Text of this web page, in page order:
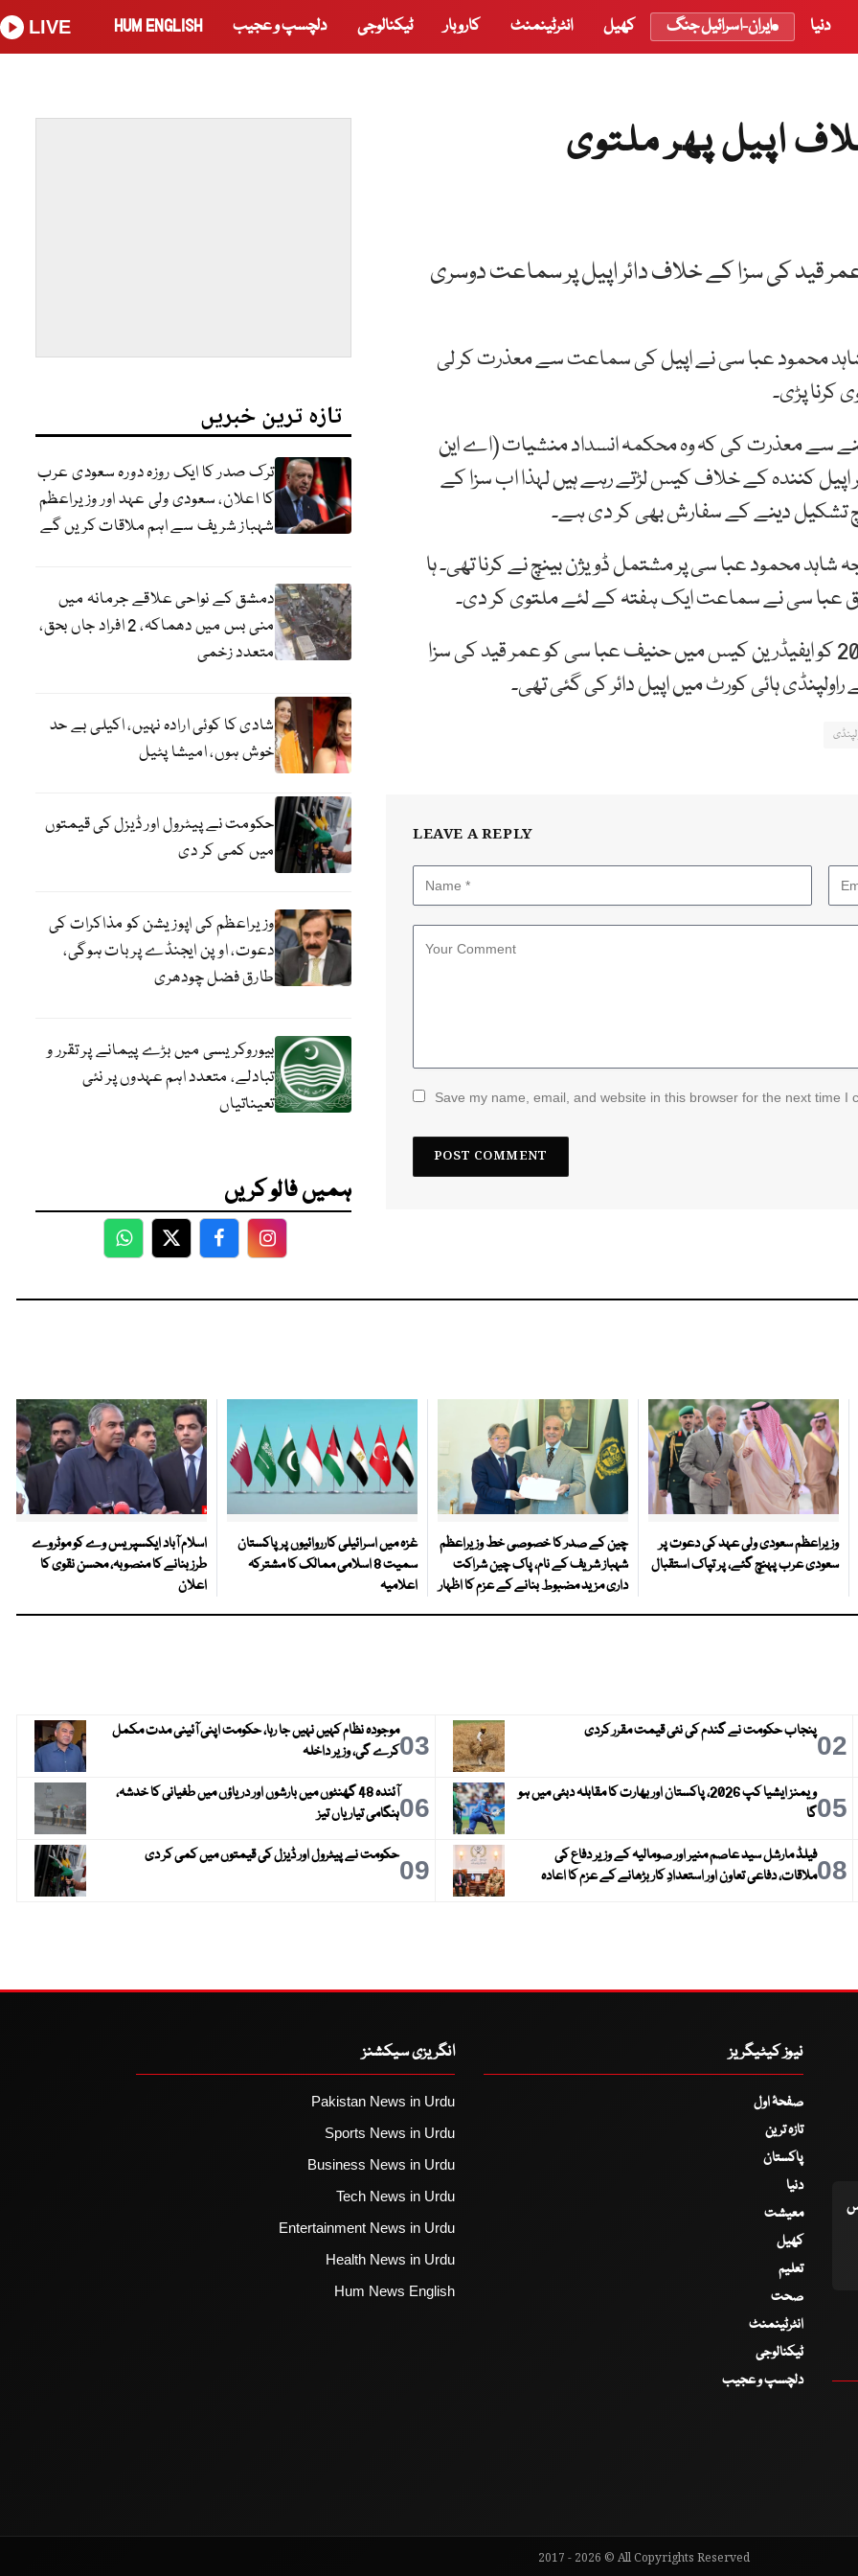
دنیا ایران-اسرائیل جنگ کھیل انٹرٹینمنٹ کاروبار ٹیکنالوجی دلچسپ و عجیب HUM ENGLISH
LIVE
اپیل پھر ملتوی
قید کی سزا کے خلاف دائر اپیل پر سماعت دوسری
محمود عبا سی نے اپیل کی سماعت سے معذرت کر لی
پڑی۔
سے معذرت کی کہ وہ محکمہ انسداد منشیات (اے این
کنندہ کے خلاف کیس لڑتے رہے ہیں لہذا اب سزا کے
تشکیل دینے کے سفارش بھی کر دی ہے۔
محمود عبا سی پر مشتمل ڈویژن بینچ نے کرنا تھی۔ ہا
عبا سی نے سماعت ایک ہفتہ کے لئے ملتوی کر دی۔
انسداد منشیات کی خصوصی عدالت نے 21 جولا ئی 2018 کو ایفیڈرین کیس میں حنیف عبا سی کو عمر قید کی سزا
ہائی کورٹ میں اپیل دائر کی گئی تھی۔
LEAVE A REPLY
Save my name, email, and website in this browser for the next time I
تازہ ترین خبریں
ترک صدر کا ایک روزہ دورہ سعودی عرب
کا اعلان، سعودی ولی عہد اور وزیراعظم
شہباز شریف سے اہم ملاقات کریں گے
دمشق کے نواحی علاقے جرمانہ میں
منی بس میں دھماکہ، 2 افراد جاں بحق،
متعدد زخمی
شادی کا کوئی ارادہ نہیں، اکیلی بے حد
خوش ہوں، امیشا پٹیل
حکومت نے پیٹرول اور ڈیزل کی قیمتوں
میں کمی کر دی
وزیراعظم کی اپوزیشن کو مذاکرات کی
دعوت، اوپن ایجنڈے پر بات ہوگی،
طارق فضل چودھری
بیوروکریسی میں بڑے پیمانے پر تقرر و
تبادلے، متعدد اہم عہدوں پر نئی
تعیناتیاں
ہمیں فالو کریں
WhatsApp
TwitterFacebookFacebook
وزیراعظم سعودی ولی عہد کی دعوت پر
سعودی عرب پہنچ گئے، پر تپاک استقبال
چین کے صدر کا خصوصی خط وزیراعظم
شہباز شریف کے نام، پاک چین شراکت
داری مزید مضبوط بنانے کے عزم کا اظہار
غزہ میں اسرائیلی کارروائیوں پر پاکستان
سمیت 8 اسلامی ممالک کا مشترکہ
اعلامیہ
اسلام آباد ایکسپریس وے کو موٹروے
طرز بنانے کا منصوبہ، محسن نقوی کا
اعلان
02پنجاب حکومت نے گندم کی نئی قیمت مقرر کردی 03موجودہ نظام کہیں نہیں جا رہا، حکومت اپنی آئینی مدت مکمل
کرے گی، وزیر داخلہ
05
ویمنز ایشیا کپ 2026، پاکستان اور بھارت کا مقابلہ دبئی میں ہو
گا
06
آئندہ 48 گھنٹوں میں بارشوں اور دریاؤں میں طغیانی کا خدشہ،
ہنگامی تیاریاں تیز
08فیلڈ مارشل سید عاصم منیر اور صومالیہ کے وزیر دفاع کی
ملاقات، دفاعی تعاون اور استعدادِ کار بڑھانے کے عزم کا اعادہ
09حکومت نے پیٹرول اور ڈیزل کی قیمتوں میں کمی کر دی
نیوز کیٹیگریز
صفحۂ اول
تازہ ترین
پاکستان
دنیا
معیشت
کھیل
تعلیم
صحت
انٹرٹینمنٹ
ٹیکنالوجی
دلچسپ و عجیب
انگریزی سیکشنز
Pakistan News in Urdu
Sports News in Urdu
Business News in Urdu
Tech News in Urdu
Entertainment News in Urdu
Health News in Urdu
Hum News English
2017 - 2026 © All Copyrights Reserved